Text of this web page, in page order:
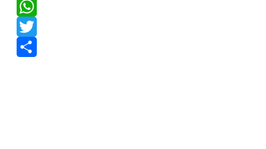
Facebook
WhatsApp
Twitter